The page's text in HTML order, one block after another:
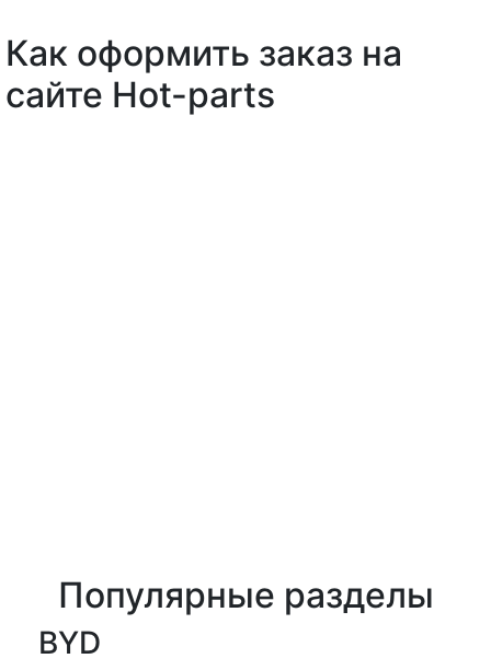
Как оформить заказ на
сайте Hot-parts
Популярные разделы
BYD